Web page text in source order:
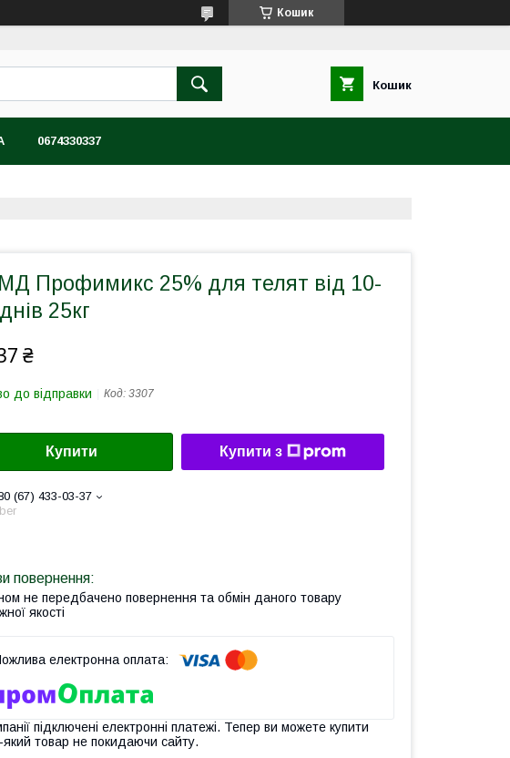
Кошик
Кошик
0674330337
Профимикс 25% для телят від 10-
25кг
₴
до відправки Код: 3307
Купити Купити з
(67) 433-03-37
не передбачено повернення та обмін даного товару
якості
підключені електронні платежі. Тепер ви можете купити
товар не покидаючи сайту.